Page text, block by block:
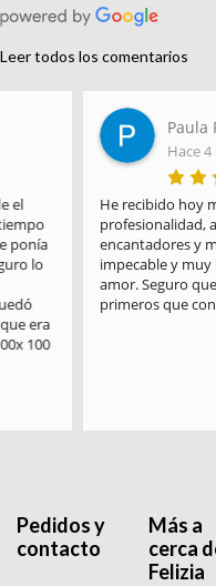
Leer todos los comentarios
Paula Pellicer
Hace 4 meses
He recibido hoy mi pedido y
profesionalidad, amabilidad y
encantadores y muy atentos,
impecable y muy bonita,
amor. Seguro que si tengo
primeros que confíe. Muchas
Pedidos y
contacto
Más a
cerca
Felizia